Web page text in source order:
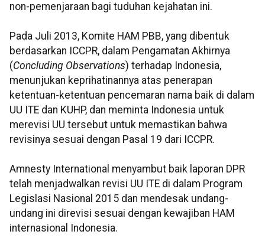
non-pemenjaraan bagi tuduhan kejahatan ini.
Pada Juli 2013, Komite HAM PBB, yang dibentuk
berdasarkan ICCPR, dalam Pengamatan Akhirnya
(Concluding Observations) terhadap Indonesia,
menunjukan keprihatinannya atas penerapan
ketentuan-ketentuan pencemaran nama baik di dalam
UU ITE dan KUHP, dan meminta Indonesia untuk
merevisi UU tersebut untuk memastikan bahwa
revisinya sesuai dengan Pasal 19 dari ICCPR.
Amnesty International menyambut baik laporan DPR
telah menjadwalkan revisi UU ITE di dalam Program
Legislasi Nasional 2015 dan mendesak undang-
undang ini direvisi sesuai dengan kewajiban HAM
internasional Indonesia.